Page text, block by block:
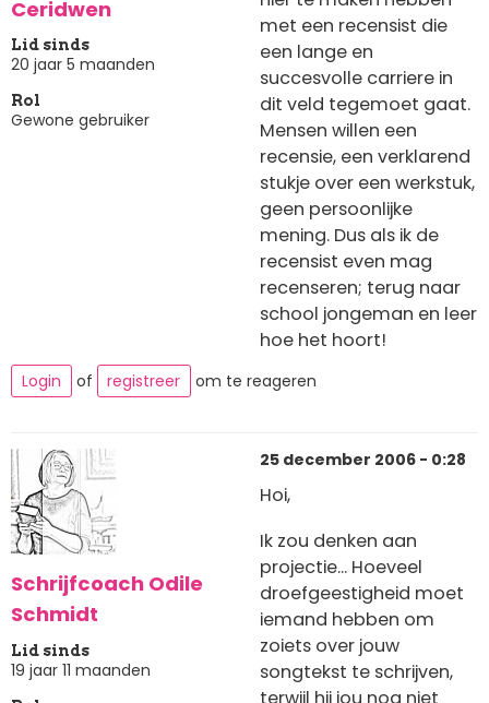
Ceridwen
Lid sinds
20 jaar 5 maanden
Rol
Gewone gebruiker
met een recensist die
een lange en
succesvolle carriere in
dit veld tegemoet gaat.
Mensen willen een
recensie, een verklarend
stukje over een werkstuk,
geen persoonlijke
mening. Dus als ik de
recensist even mag
recenseren; terug naar
school jongeman en leer
hoe het hoort!
Login of registreer om te reageren
Schrijfcoach Odile
Schmidt
Lid sinds
19 jaar 11 maanden
25 december 2006 - 0:28
Hoi,
Ik zou denken aan
projectie... Hoeveel
droefgeestigheid moet
iemand hebben om
zoiets over jouw
songtekst te schrijven,
terwijl hij jou nog niet